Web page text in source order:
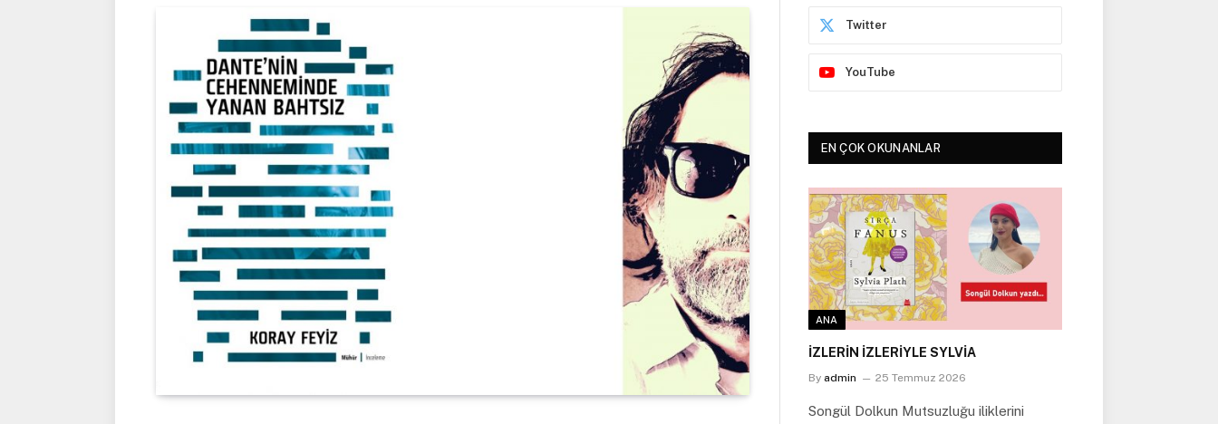
Twitter
YouTube
EN ÇOK OKUNANLAR
ANA
İZLERİN İZLERİYLE SYLVİA
By admin 25 Temmuz 2026
Songül Dolkun Mutsuzluğu iliklerini